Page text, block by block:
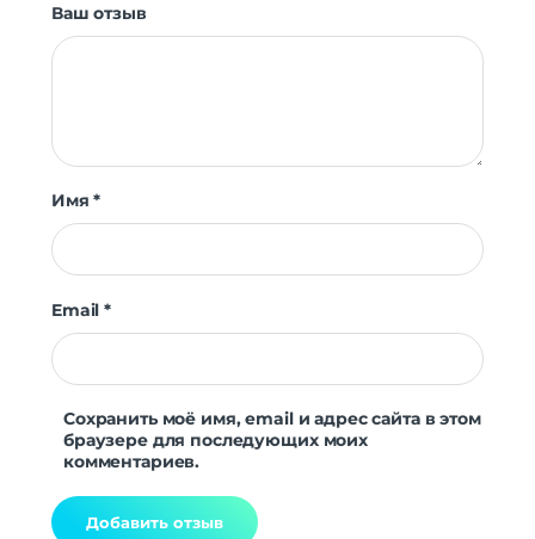
Ваш отзыв
Имя*
Email*
Сохранить моё имя, email и адрес сайта в этом
браузере для последующих моих
комментариев.